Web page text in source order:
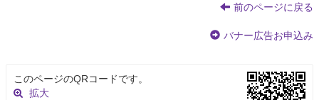
前のページに戻る
バナー広告お申込み
このページのQRコードです。
拡大